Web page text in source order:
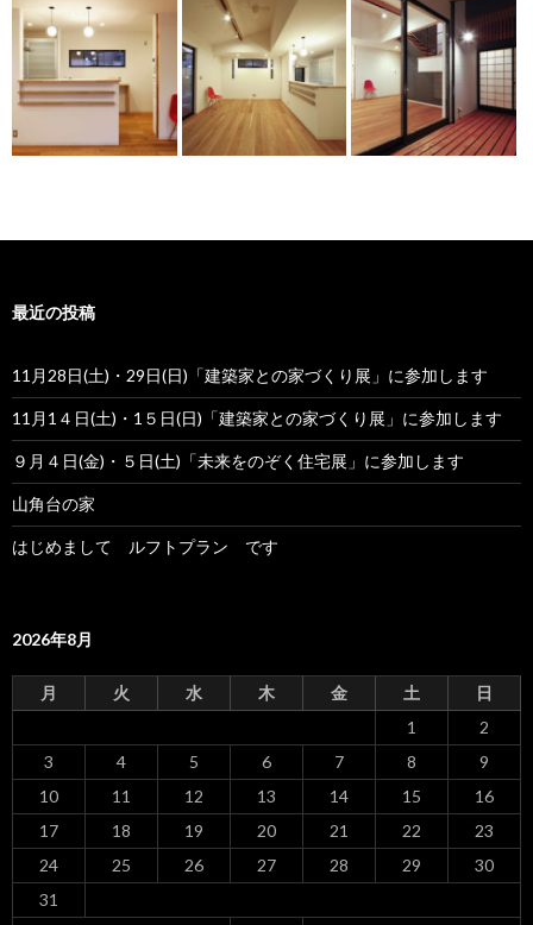
最近の投稿
11月28日(土)・29日(日)「建築家との家づくり展」に参加します
11月1４日(土)・1５日(日)「建築家との家づくり展」に参加します
９月４日(金)・５日(土)「未来をのぞく住宅展」に参加します
山角台の家
はじめまして ルフトプラン です
2026年8月
月 火 水 木 金 土 日
1
2
3
4 5 6 7 8
9
10
11 12 13 14 15
16
17
18 19 20 21 22
23
24
25 26 27 28 29
30
31